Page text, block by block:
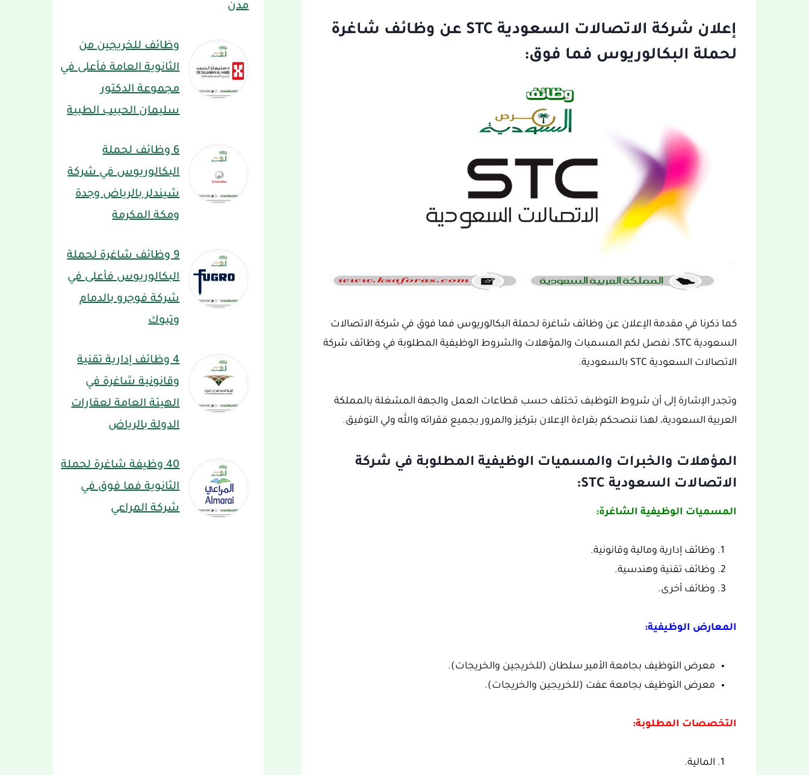
إعلان شركة الاتصالات السعودية STC عن وظائف شاغرة
لحملة البكالوريوس فما فوق:
كما ذكرنا في مقدمة الإعلان عن وظائف شاغرة لحملة البكالوريوس فما فوق في شركة الاتصالات
السعودية STC، نفصل لكم المسميات والمؤهلات والشروط الوظيفية المطلوبة في وظائف شركة
الاتصالات السعودية STC بالسعودية.
وتجدر الإشارة إلى أن شروط التوظيف تختلف حسب قطاعات العمل والجهة المشغلة بالمملكة
العربية السعودية، لهذا ننصحكم بقراءة الإعلان بتركيز والمرور بجميع فقراته والله ولي التوفيق.
المؤهلات والخبرات والمسميات الوظيفية المطلوبة في شركة
الاتصالات السعودية STC:
المسميات الوظيفية الشاغرة:
وظائف إدارية ومالية وقانونية.
وظائف تقنية وهندسية.
وظائف أخرى.
المعارض الوظيفية:
معرض التوظيف بجامعة الأمير سلطان (للخريجين والخريجات).
معرض التوظيف بجامعة عفت (للخريجين والخريجات).
التخصصات المطلوبة:
المالية.
مدن
وظائف للخريجين من
الثانوية العامة فأعلى في
مجموعة الدكتور
سليمان الحبيب الطبية
6 وظائف لحملة
البكالوريوس في شركة
شيندلر بالرياض وجدة
ومكة المكرمة
9 وظائف شاغرة لحملة
البكالوريوس فأعلى في
شركة فوجرو بالدمام
وتبوك
4 وظائف إدارية تقنية
وقانونية شاغرة في
الهيئة العامة لعقارات
الدولة بالرياض
40 وظيفة شاغرة لحملة
الثانوية فما فوق في
شركة المراعي